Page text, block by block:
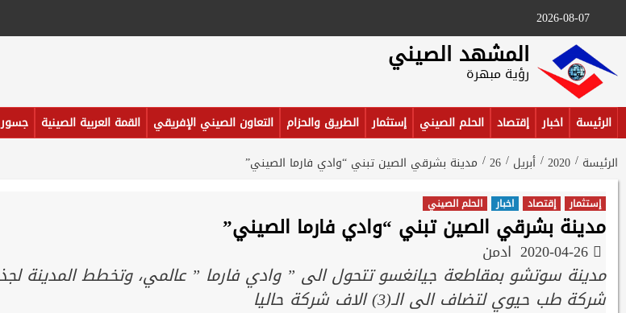
2026-08-07
المشهد الصيني
رؤية مبهرة
الرئيسة اخبار إقتصاد الحلم الصيني إستثمار الطريق والحزام التعاون الصيني الإفريقي القمة العربية الصينية جسور
الرئيسة 2020 أبريل 26 مدينة بشرقي الصين تبني “وادي فارما الصيني”
إستثمار إقتصاد اخبار الحلم الصيني
مدينة بشرقي الصين تبني “وادي فارما الصيني”
ادمن
شركة طب حيوي لتضاف الى الـ(3) الاف شركة حاليا